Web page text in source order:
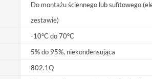
Do montażu ściennego lub sufitowego
zestawie)
-10°C do 70°C
5% do 95%, niekondensująca
802.1Q